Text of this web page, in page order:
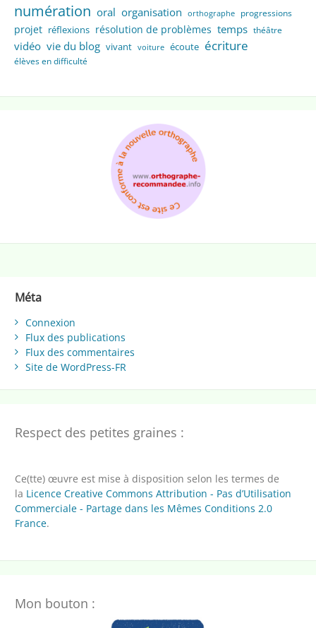
numération oral organisation orthographe progressions
projet réflexions résolution de problèmes temps théâtre
vidéo vie du blog vivant voiture écoute écriture
élèves en difficulté
Méta
Connexion
Flux des publications
Flux des commentaires
Site de WordPress-FR
Respect des petites graines :
Ce(tte) œuvre est mise à disposition selon les termes de
la Licence Creative Commons Attribution - Pas d’Utilisation
Commerciale - Partage dans les Mêmes Conditions 2.0
France.
Mon bouton :